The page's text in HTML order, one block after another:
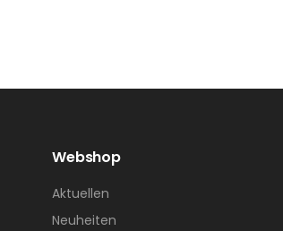
Webshop
Aktuellen
Neuheiten